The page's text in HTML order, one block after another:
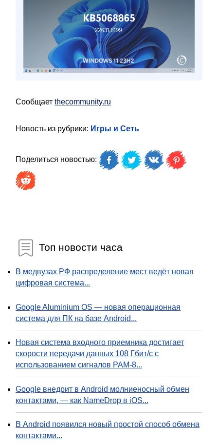
Сообщает thecommunity.ru
Новость из рубрики: Игры и Сеть
Поделиться новостью:
Топ новости часа
В медвузах РФ распределение мест ведёт новая
цифровая система...
Google Aluminium OS — новая операционная
система для ПК на базе Android...
Новая система входного приемника достигает
скорости передачи данных 108 Гбит/с с
использованием сигналов PAM-8...
Google внедрит в Android молниеносный обмен
контактами, — как NameDrop в iOS...
В Android появился новый простой способ обмена
контактами...